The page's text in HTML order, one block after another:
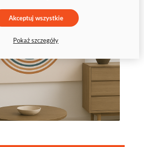
Akceptuj wszystkie
Pokaż szczegóły